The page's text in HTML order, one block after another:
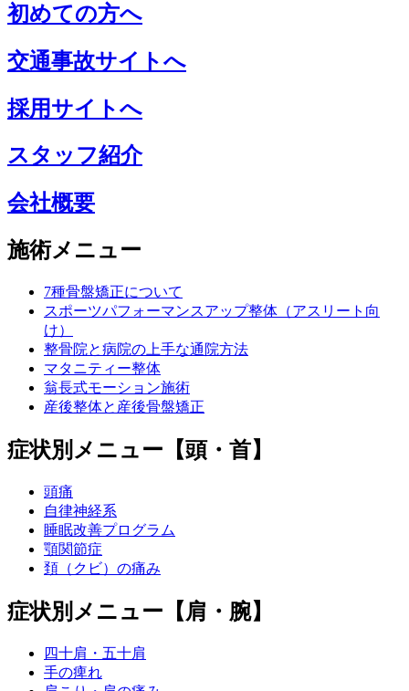
初めての方へ
交通事故サイトへ
採用サイトへ
スタッフ紹介
会社概要
施術メニュー
7種骨盤矯正について
スポーツパフォーマンスアップ整体（アスリート向
け）
整骨院と病院の上手な通院方法
マタニティー整体
翁長式モーション施術
産後整体と産後骨盤矯正
症状別メニュー【頭・首】
頭痛
自律神経系
睡眠改善プログラム
顎関節症
頚（クビ）の痛み
症状別メニュー【肩・腕】
四十肩・五十肩
手の痺れ